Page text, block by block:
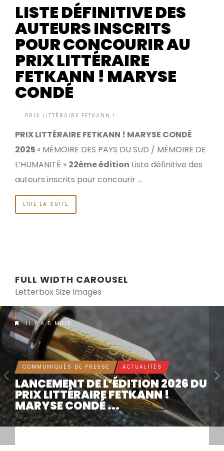
LISTE DÉFINITIVE DES
AUTEURS INSCRITS
POUR CONCOURIR AU
PRIX LITTÉRAIRE
FETKANN ! MARYSE
CONDÉ
PRIX LITTÉRAIRE FETKANN !
PRIX LITTÉRAIRE FETKANN ! MARYSE CONDÉ
2025 « MÉMOIRE DES PAYS DU SUD / MÉMOIRE DE
L’HUMANITÉ » 22ème édition Liste définitive des
auteurs inscrits pour concourir …
LIRE LA SUITE
FULL WIDTH CAROUSEL
Letterbox Size Images
IL Y A 5 MOIS
COMMUNIQUÉS DE PRESSE ACTUALITÉS
LANCEMENT DE L’ÉDITION 2026 DU
PRIX LITTÉRAIRE FETKANN !
MARYSE CONDÉ ...